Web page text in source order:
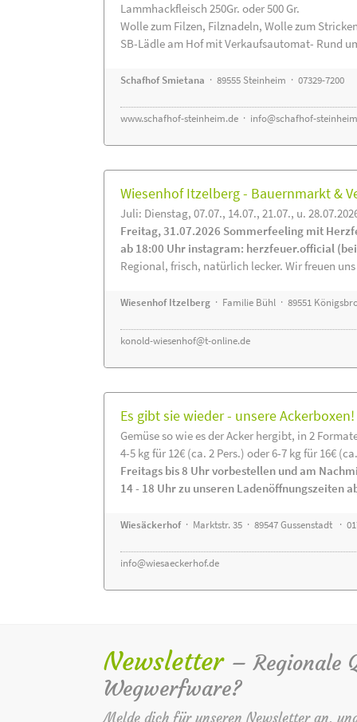
Lammhackfleisch 250Gr. oder 500 Gr.
Wolle zum Filzen, Filznadeln, Wolle zum
SB-Lädle am Hof mit Verkaufsautomat- Rund
Schafhof Smietana · 89555 Steinheim · 07329-7200
www.schafhof-steinheim.de · info@schafhof-
Wiesenhof Itzelberg - Bauernmarkt &
Juli: Dienstag, 07.07., 14.07., 21.07., u.
Freitag, 31.07.2026 Sommerfeeling mit
ab 18:00 Uhr instagram: herzfeuer.official
Regional, frisch, natürlich lecker. Wir freuen
Wiesenhof Itzelberg · Familie Bühl · 89551
konold-wiesenhof@t-online.de
Es gibt sie wieder - unsere Ackerboxen!
Gemüse so wie es der Acker hergibt, in 2
4-5 kg für 12€ (ca. 2 Pers.) oder 6-7 kg für 16€
Freitags bis 8 Uhr vorbestellen und am
14 - 18 Uhr zu unseren Ladenöffnungszeiten
Wiesäckerhof· Marktstr. 35 · 89547 Gussenstadt ·
info@wiesaeckerhof.de
Newsletter – Regionale
Wegwerfware?
Melde dich für unseren Newsletter an,